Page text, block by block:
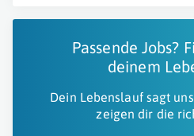
Passende Jobs?
deinem
Dein Lebenslauf sagt
zeigen dir die